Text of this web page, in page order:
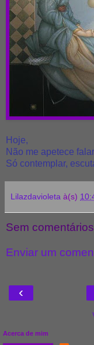
Hoje,
Não me apetece
Só contemplar,
Lilazdavioleta à(s)
Sem
Enviar um
‹
Acerca de mim